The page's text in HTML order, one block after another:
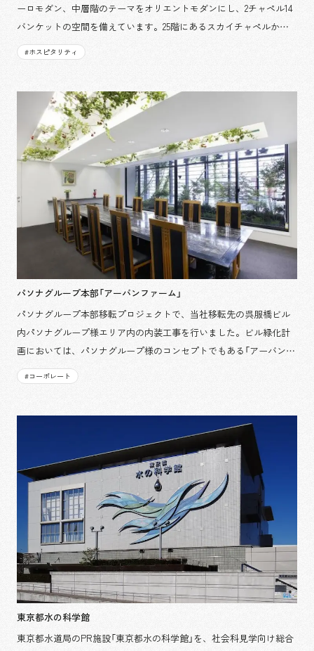
ーロモダン、中層階のテーマをオリエントモダンにし、2チャペル14
バンケットの空間を備えています。25階にあるスカイチャペルか
ら、4階の6m以上の天井高をもつ大バンケットまで、それぞれの建
築特性を活かした設計を行い、豊富な選択肢を提供できる施設が完
#ホスピタリティ
パソナグループ本部「アーバンファーム」
パソナグループ本部移転プロジェクトで、当社移転先の呉服橋ビル
内パソナグループ様エリア内の内装工事を行いました。ビル緑化計
画においては、パソナグループ様のコンセプトでもある「アーバンフ
ァーム」のご趣旨に沿い、外壁および内部にわたり野菜を含む植栽設
備工事を担当し、内外を通じパソナグループ様の企業理念を広く伝
#コーポレート
東京都水の科学館
東京都水道局のPR施設「東京都水の科学館」を、社会科見学向け総合